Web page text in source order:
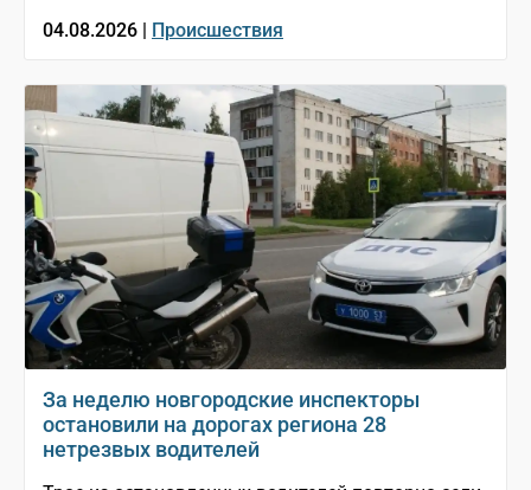
04.08.2026 | Происшествия
За неделю новгородские инспекторы
остановили на дорогах региона 28
нетрезвых водителей